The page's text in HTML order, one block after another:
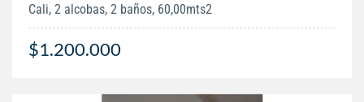
Cali, 2 alcobas, 2 baños, 60,00mts2
$1.200.000